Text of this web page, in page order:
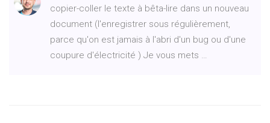
copier-coller le texte à bêta-lire dans un nouveau
document (l'enregistrer sous régulièrement,
parce qu'on est jamais à l'abri d'un bug ou d'une
coupure d'électricité ) Je vous mets …